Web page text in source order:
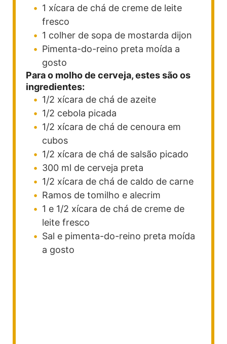
1 xícara de chá de creme de leite
fresco
1 colher de sopa de mostarda dijon
Pimenta-do-reino preta moída a
gosto
Para o molho de cerveja, estes são os
ingredientes:
1/2 xícara de chá de azeite
1/2 cebola picada
1/2 xícara de chá de cenoura em
cubos
1/2 xícara de chá de salsão picado
300 ml de cerveja preta
1/2 xícara de chá de caldo de carne
Ramos de tomilho e alecrim
1 e 1/2 xícara de chá de creme de
leite fresco
Sal e pimenta-do-reino preta moída
a gosto